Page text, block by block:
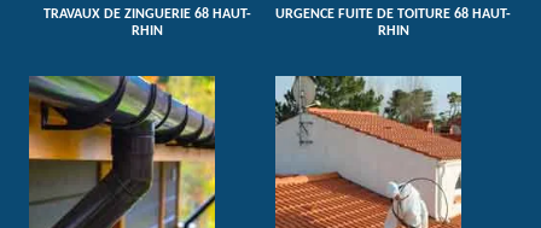
TRAVAUX DE ZINGUERIE 68 HAUT-
RHIN
URGENCE FUITE DE TOITURE 68 HAUT-
RHIN